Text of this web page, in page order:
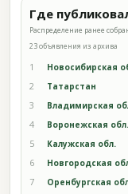
Где
Распределение ранее
23 объявления из архива
1 Новосибирская
2 Татарстан
3 Владимирская
4 Воронежская обл.
5 Калужская обл.
6 Новгородская
7 Оренбургская